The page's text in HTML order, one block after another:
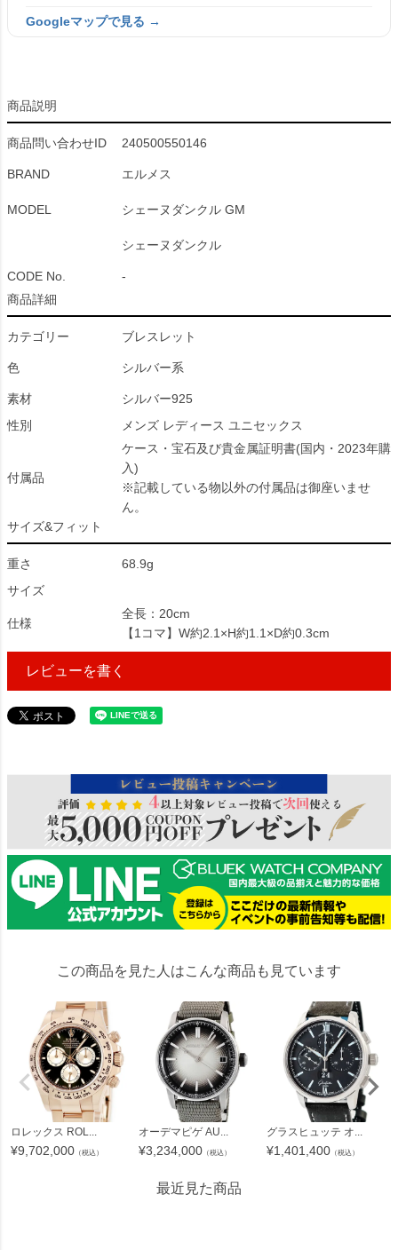
Googleマップで見る →
商品説明
商品問い合わせID 240500550146
BRAND エルメス
MODEL シェーヌダンクル GM
シェーヌダンクル
CODE No.
-
商品詳細
カテゴリー ブレスレット
色 シルバー系
素材
シルバー925
性別
メンズ レディース ユニセックス
付属品
ケース・宝石及び貴金属証明書(国内・2023年購
入)
※記載している物以外の付属品は御座いませ
ん。
サイズ&フィット
重さ
68.9g
サイズ
仕様
全長：20cm
【1コマ】W約2.1×H約1.1×D約0.3cm
レビューを書く
この商品を見た人はこんな商品も見ています
ロレックス ROL...
¥9,702,000 （税込）
オーデマピゲ AU...
¥3,234,000 （税込）
グラスヒュッテ オ...
¥1,401,400 （税込）
最近見た商品